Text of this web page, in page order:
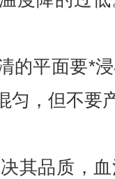
的平面要*
匀，但不要
其品质，